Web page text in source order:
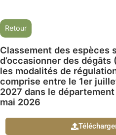
Retour
Classement des espèces
d’occasionner des dégâts
les modalités de
comprise entre le 1er
2027 dans le département
mai 2026